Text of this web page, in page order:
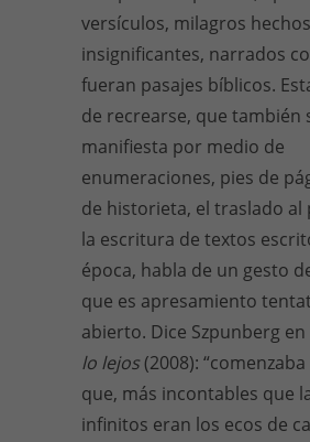
versículos, milagros
insignificantes, narrados
fueran pasajes bíblicos.
de recrearse, que también
manifiesta por medio de
enumeraciones, pies de
de historieta, el traslado al
la escritura de textos
época, habla de un gesto
que es apresamiento
abierto. Dice Szpunberg en
lo lejos(2008):
que, más incontables que
infinitos eran los ecos de